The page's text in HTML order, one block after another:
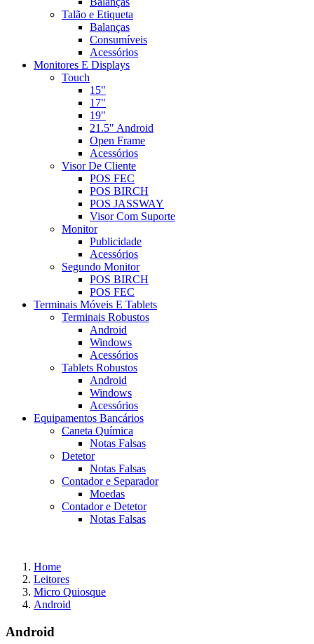
Talão e Etiqueta
Balanças
Consumíveis
Acessórios
Monitores E Displays
Touch
15"
17"
19"
21.5" Android
Open Frame
Acessórios
Visor De Cliente
POS FEC
POS BIRCH
POS JASSWAY
Visor Com Suporte
Monitor
Publicidade
Acessórios
Segundo Monitor
POS BIRCH
POS FEC
Terminais Móveis E Tablets
Terminais Robustos
Android
Windows
Acessórios
Tablets Robustos
Android
Windows
Acessórios
Equipamentos Bancários
Caneta Química
Notas Falsas
Detetor
Notas Falsas
Contador e Separador
Moedas
Contador e Detetor
Notas Falsas
Home
Leitores
Micro Quiosque
Android
Android